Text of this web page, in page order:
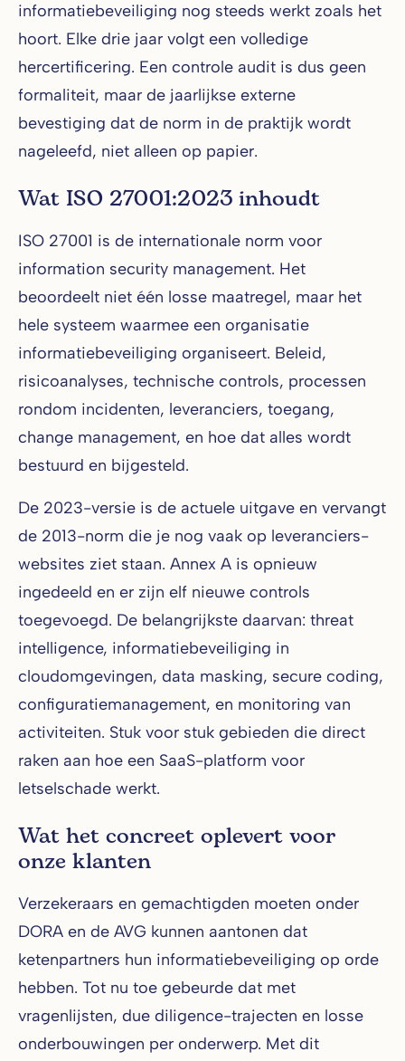
informatiebeveiliging nog steeds werkt zoals het
hoort. Elke drie jaar volgt een volledige
hercertificering. Een controle audit is dus geen
formaliteit, maar de jaarlijkse externe
bevestiging dat de norm in de praktijk wordt
nageleefd, niet alleen op papier.
Wat ISO 27001:2023 inhoudt
ISO 27001 is de internationale norm voor
information security management. Het
beoordeelt niet één losse maatregel, maar het
hele systeem waarmee een organisatie
informatiebeveiliging organiseert. Beleid,
risicoanalyses, technische controls, processen
rondom incidenten, leveranciers, toegang,
change management, en hoe dat alles wordt
bestuurd en bijgesteld.
De 2023-versie is de actuele uitgave en vervangt
de 2013-norm die je nog vaak op leveranciers-
websites ziet staan. Annex A is opnieuw
ingedeeld en er zijn elf nieuwe controls
toegevoegd. De belangrijkste daarvan: threat
intelligence, informatiebeveiliging in
cloudomgevingen, data masking, secure coding,
configuratiemanagement, en monitoring van
activiteiten. Stuk voor stuk gebieden die direct
raken aan hoe een SaaS-platform voor
letselschade werkt.
Wat het concreet oplevert voor
onze klanten
Verzekeraars en gemachtigden moeten onder
DORA en de AVG kunnen aantonen dat
ketenpartners hun informatiebeveiliging op orde
hebben. Tot nu toe gebeurde dat met
vragenlijsten, due diligence-trajecten en losse
onderbouwingen per onderwerp. Met dit